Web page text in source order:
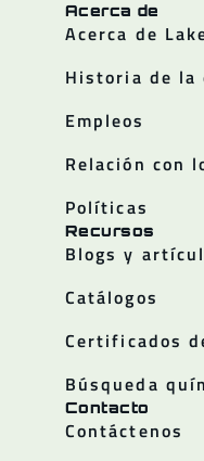
Acerca de
Acerca de
Historia de la
Empleos
Relación con
Políticas
Recursos
Blogs y
Catálogos
Certificados
Búsqueda
Contacto
Contáctenos